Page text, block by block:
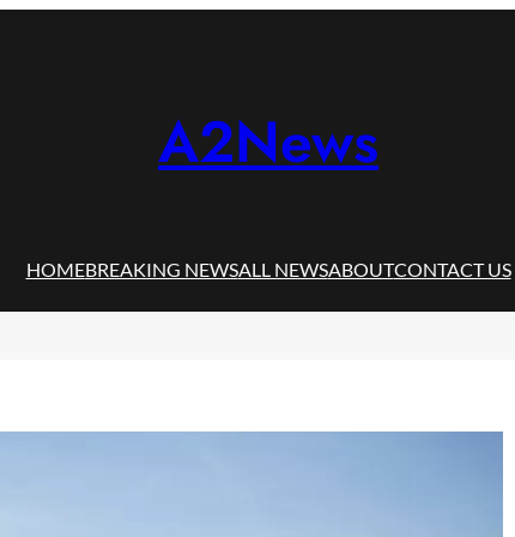
A2News
HOMEBREAKING NEWSALL NEWSABOUTCONTACT US